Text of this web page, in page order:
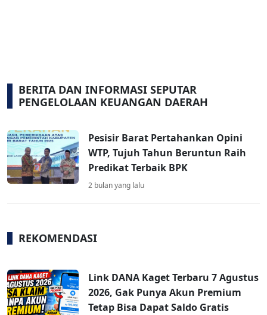
BERITA DAN INFORMASI SEPUTAR
PENGELOLAAN KEUANGAN DAERAH
Pesisir Barat Pertahankan Opini
WTP, Tujuh Tahun Beruntun Raih
Predikat Terbaik BPK
2 bulan yang lalu
REKOMENDASI
Link DANA Kaget Terbaru 7 Agustus
2026, Gak Punya Akun Premium
Tetap Bisa Dapat Saldo Gratis